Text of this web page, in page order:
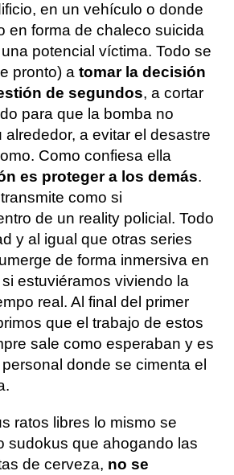
en un vehículo o donde
en forma de chaleco suicida
potencial víctima. Todo se
pronto) a tomar la decisión
de segundos, a cortar
para que la bomba no
alrededor, a evitar el desastre
Como confiesa ella
es proteger a los demás.
como si
de un reality policial. Todo
y al igual que otras series
de forma inmersiva en
estuviéramos viviendo la
real. Al final del primer
que el trabajo de estos
sale como esperaban y es
donde se cimenta el
ratos libres lo mismo se
sudokus que ahogando las
de cerveza, no se